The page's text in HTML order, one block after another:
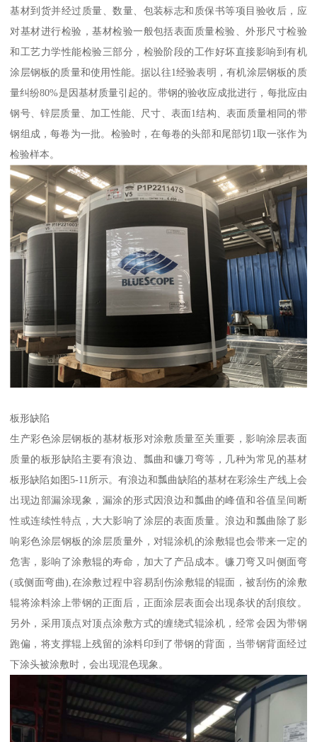
基材到货并经过质量、数量、包装标志和质保书等项目验收后，应
对基材进行检验，基材检验一般包括表面质量检验、外形尺寸检验
和工艺力学性能检验三部分，检验阶段的工作好坏直接影响到有机
涂层钢板的质量和使用性能。据以往1经验表明，有机涂层钢板的质
量纠纷80%是因基材质量引起的。带钢的验收应成批进行，每批应由
钢号、锌层质量、加工性能、尺寸、表面1结构、表面质量相同的带
钢组成，每卷为一批。检验时，在每卷的头部和尾部切1取一张作为
检验样本。
板形缺陷
生产彩色涂层钢板的基材板形对涂敷质量至关重要，影响涂层表面
质量的板形缺陷主要有浪边、瓢曲和镰刀弯等，几种为常见的基材
板形缺陷如图5-11所示。有浪边和瓢曲缺陷的基材在彩涂生产线上会
出现边部漏涂现象，漏涂的形式因浪边和瓢曲的峰值和谷值呈间断
性或连续性特点，大大影响了涂层的表面质量。浪边和瓢曲除了影
响彩色涂层钢板的涂层质量外，对辊涂机的涂敷辊也会带来一定的
危害，影响了涂敷辊的寿命，加大了产品成本。镰刀弯又叫侧面弯
(或侧面弯曲),在涂敷过程中容易刮伤涂敷辊的辊面，被刮伤的涂敷
辊将涂料涂上带钢的正面后，正面涂层表面会出现条状的刮痕纹。
另外，采用顶点对顶点涂敷方式的缠绕式辊涂机，经常会因为带钢
跑偏，将支撑辊上残留的涂料印到了带钢的背面，当带钢背面经过
下涂头被涂敷时，会出现混色现象。